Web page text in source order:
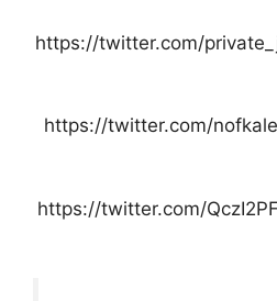
https://twitter.com/
https://twitter.com/
https://twitter.com/